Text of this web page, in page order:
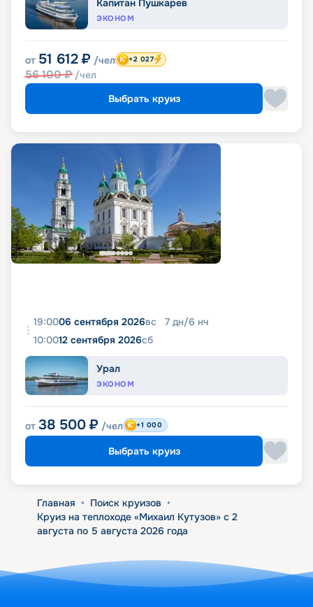
Капитан Пушкарев
ЭКОНОМ
от 51 612 ₽ /чел
56 100₽ /чел
+2 027
Выбрать круиз
19:0006 сентября 2026вс 7 дн/6 нч
10:0012 сентября 2026сб
Урал
ЭКОНОМ
от 38 500 ₽ /чел +1 000
Выбрать круиз
Главная • Поиск круизов •
Круиз на теплоходе «Михаил Кутузов» с 2
августа по 5 августа 2026 года